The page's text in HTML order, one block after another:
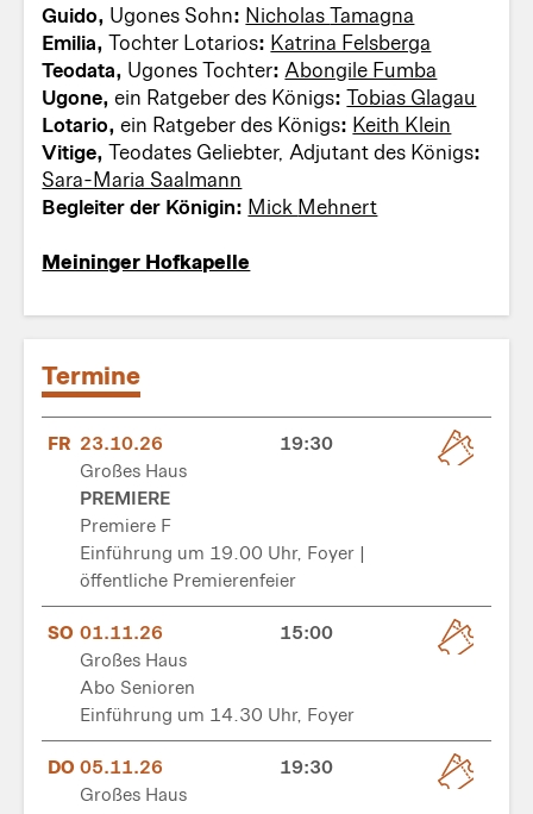
Guido, Ugones Sohn:
Nicholas Tamagna
Emilia,Tochter Lotarios: Katrina Felsberga
Teodata, Ugones Tochter:Abongile Fumba
Ugone,ein Ratgeber des Königs:Tobias Glagau
Lotario,ein Ratgeber des Königs: Keith Klein
Vitige,Teodates Geliebter, Adjutant des Königs:
Sara-Maria Saalmann
Begleiter der Königin:
Mick Mehnert
Meininger Hofkapelle
Termine
FR 23.10.26
19:30
Großes Haus
PREMIERE
Premiere F
Einführung um 19.00 Uhr, Foyer |
öffentliche Premierenfeier
SO 01.11.26
15:00
Großes Haus
Abo Senioren
Einführung um 14.30 Uhr, Foyer
DO 05.11.26
19:30
Großes Haus